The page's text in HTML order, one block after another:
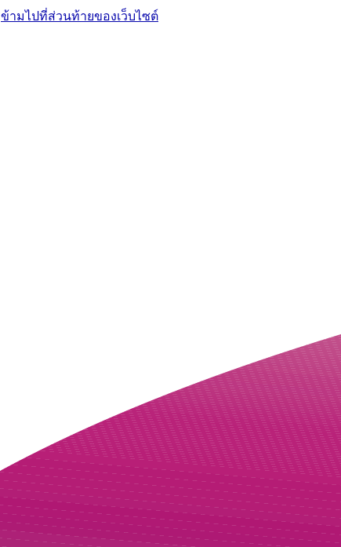
ข้ามไปที่ส่วนท้ายของเว็บไซต์